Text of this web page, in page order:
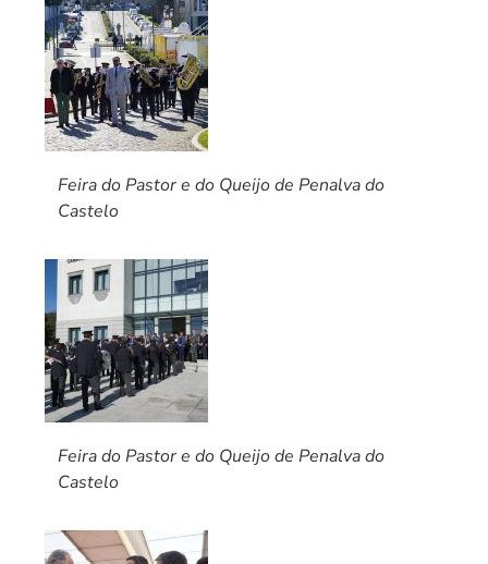
Feira do Pastor e do Queijo de Penalva do
Castelo
Feira do Pastor e do Queijo de Penalva do
Castelo